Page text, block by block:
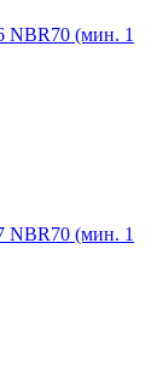
NBR70 (мин. 1
NBR70 (мин. 1